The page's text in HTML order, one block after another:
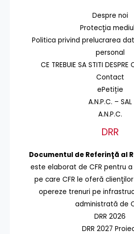
Despre noi
Protecţia
Politica privind prelucrarea
personal
CE TREBUIE SA STITI DESPRE
Contact
ePetiție
A.N.P.C. – SAL
A.N.P.C.
DRR
Documentul de Referinţă al
este elaborat de CFR pentru
pe care CFR le oferă
opereze trenuri pe
administrată de
DRR 2026
DRR 2027